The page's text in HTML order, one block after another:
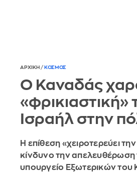
ΑΡΧΙΚΗ / ΚΟΣΜΟΣ
Ο Καναδάς
«φρικιαστική»
Ισραήλ στην
Η επίθεση «χειροτερεύει
κίνδυνο την
υπουργείο Εξωτερικών του